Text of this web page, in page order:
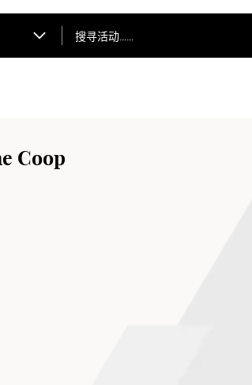
搜寻活动……
Coop